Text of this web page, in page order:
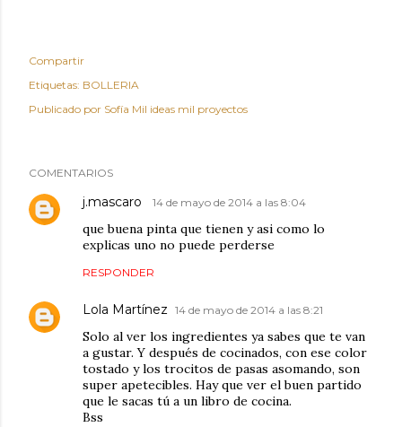
Compartir
Etiquetas: BOLLERIA
Publicado por Sofía Mil ideas mil proyectos
COMENTARIOS
j.mascaro 14 de mayo de 2014 a las 8:04
que buena pinta que tienen y asi como lo
explicas uno no puede perderse
RESPONDER
Lola Martínez 14 de mayo de 2014 a las 8:21
Solo al ver los ingredientes ya sabes que te van
a gustar. Y después de cocinados, con ese color
tostado y los trocitos de pasas asomando, son
super apetecibles. Hay que ver el buen partido
que le sacas tú a un libro de cocina.
Bss